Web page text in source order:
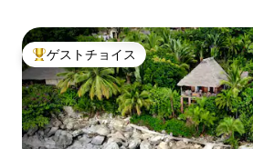
大好評のゲストチョイスです。
ゲストチョイス